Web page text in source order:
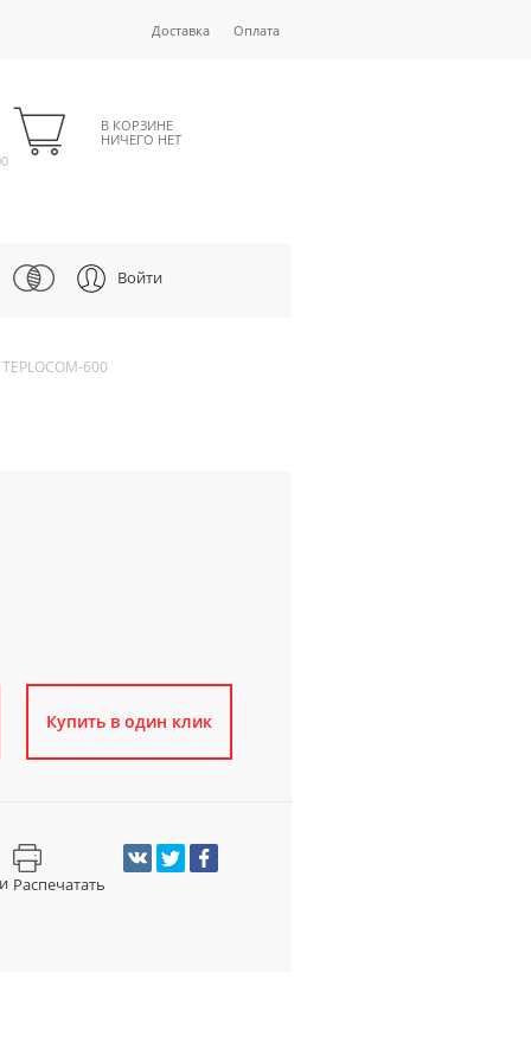
Доставка Оплата
В КОРЗИНЕ
НИЧЕГО НЕТ
Войти
600
Купить в один клик
Распечатать